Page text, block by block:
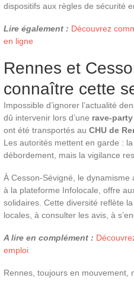
dispositifs aux règles de sécurité
Lire également : Découvrez
en ligne
Rennes et
connaître cette
Impossible d’ignorer l’actualité
dû intervenir lors d’une rave-
ont été transportés au CHU de
Les autorités mettent en garde :
débordement, mais la vigilance
À Cesson-Sévigné, le
à la plateforme Infolocale, offre
solidaires. Cette diversité reflète
locales, à consulter les avis, à
A lire en complément :
emploi
Rennes, toujours en mouvement,